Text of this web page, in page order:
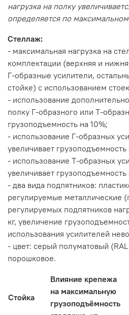
нагрузка на полку
определяется по
Стеллаж:
- максимальная нагрузка на
комплектации (верхняя и
Г-образные усилители,
стойке) с использованием
- использование
полку Г-образного или Т-
грузоподъемность на 10%;
- использование Г-образных
увеличивает грузоподъемность
- использование Т-образных
увеличивает грузоподъемность
- два вида подпятников:
регулируемые металлические
регулируемых подпятников
кг, увеличение
использования усилителей
- цвет: серый полуматовый
порошковое.
Стойка
Влияние крепежа
на максимальную
грузоподъёмность